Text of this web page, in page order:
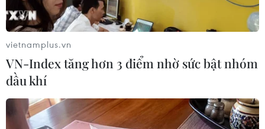
Hà Nội: Kiểm tra, xác minh
liên quan đến sản phẩm
Người dân không sử dụng
sản phẩm giảm cân không
vietnamplus.vn
VN-Index tăng hơn 3 điểm nhờ sức bật nhóm
dầu khí